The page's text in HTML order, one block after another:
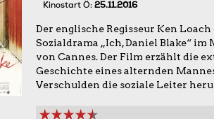
Kinostart Ö: 25.11.2016
Der englische Regisseur Ken
Sozialdrama „Ich, Daniel Blake“ im
von Cannes. Der Film erzählt die
Geschichte eines alternden
Verschulden die soziale Leiter